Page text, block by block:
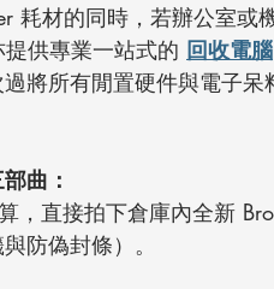
耗材的同時，若辦公室或
供專業一站式的 回收電腦
將所有閒置硬件與電子
曲：
，直接拍下倉庫內全新
防偽封條）。